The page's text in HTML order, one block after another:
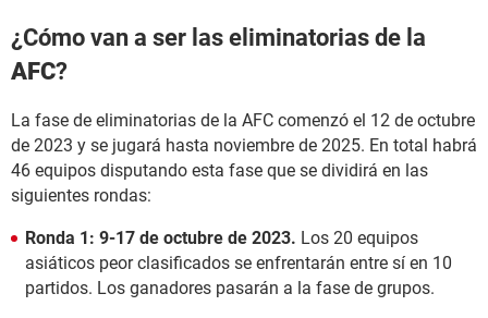
¿Cómo van a ser las eliminatorias de la
AFC?
La fase de eliminatorias de la AFC comenzó el 12 de octubre
de 2023 y se jugará hasta noviembre de 2025. En total habrá
46 equipos disputando esta fase que se dividirá en las
siguientes rondas:
Ronda 1: 9-17 de octubre de 2023. Los 20 equipos
asiáticos peor clasificados se enfrentarán entre sí en 10
partidos. Los ganadores pasarán a la fase de grupos.